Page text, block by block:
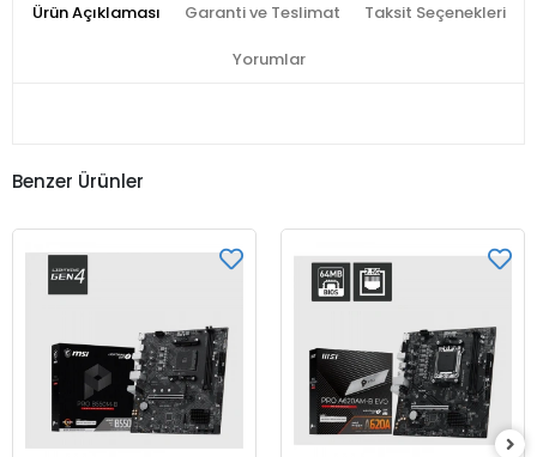
Ürün Açıklaması Garanti ve Teslimat Taksit Seçenekleri
Yorumlar
Benzer Ürünler